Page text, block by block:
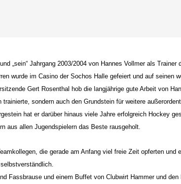
„sein“ Jahrgang 2003/2004 von Hannes Vollmer als
wurde im Casino der Sochos Halle gefeiert und auf seinen
Gert Rosenthal hob die langjährige gute Arbeit von
sondern auch den Grundstein für weitere
hat er darüber hinaus viele Jahre erfolgreich Hockey
aus allen Jugendspielern das Beste rausgeholt.
die gerade am Anfang viel freie Zeit opferten und
Fassbrause und einem Buffet von Clubwirt Hammer und